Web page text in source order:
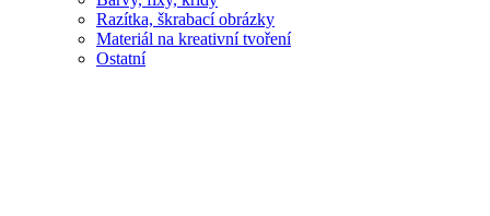
Razítka, škrabací obrázky
Materiál na kreativní tvoření
Ostatní